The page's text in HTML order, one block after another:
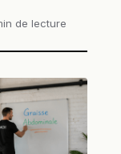
de lecture